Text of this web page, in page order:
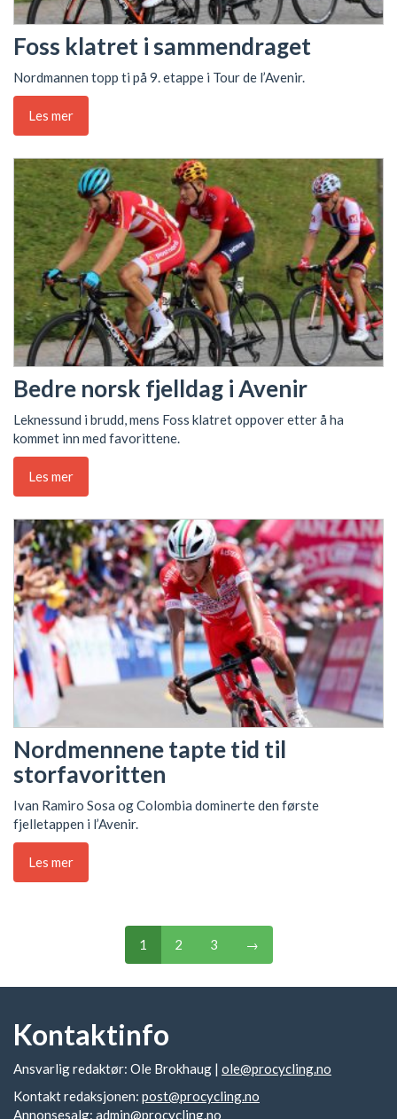
Foss klatret i sammendraget
Nordmannen topp ti på 9. etappe i Tour de l’Avenir.
Les mer
Bedre norsk fjelldag i Avenir
Leknessund i brudd, mens Foss klatret oppover etter å ha
kommet inn med favorittene.
Les mer
Nordmennene tapte tid til
storfavoritten
Ivan Ramiro Sosa og Colombia dominerte den første
fjelletappen i l’Avenir.
Les mer
1 2 3 →
Kontaktinfo
Ansvarlig redaktør: Ole Brokhaug | ole@procycling.no
Kontakt redaksjonen: post@procycling.no
Annonsesalg: admin@procycling.no